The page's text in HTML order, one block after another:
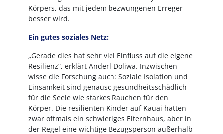
Körpers, das mit jedem bezwungenen Erreger
besser wird.
Ein gutes soziales Netz:
„Gerade dies hat sehr viel Einfluss auf die eigene
Resilienz“, erklärt Anderl-Doliwa. Inzwischen
wisse die Forschung auch: Soziale Isolation und
Einsamkeit sind genauso gesundheitsschädlich
für die Seele wie starkes Rauchen für den
Körper. Die resilienten Kinder auf Kauai hatten
zwar oftmals ein schwieriges Elternhaus, aber in
der Regel eine wichtige Bezugsperson außerhalb